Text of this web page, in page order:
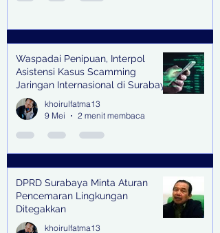
Waspadai Penipuan, Interpol
Asistensi Kasus Scamming
Jaringan Internasional di Surabaya
khoirulfatma13
9 Mei
2 menit membaca
DPRD Surabaya Minta Aturan
Pencemaran Lingkungan
Ditegakkan
khoirulfatma13